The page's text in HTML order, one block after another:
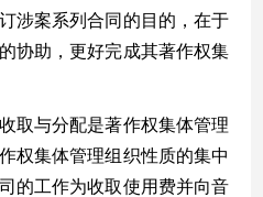
涉案系列合同的目的，在于
协助，更好完成其著作权集
取与分配是著作权集体管理
权集体管理组织性质的集中
的工作为收取使用费并向音